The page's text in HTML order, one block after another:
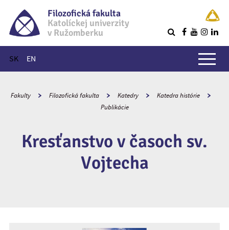
Filozofická fakulta
Katolíckej univerzity
v Ružomberku
SK EN
Hlavné menu
Fakulty Filozofická fakulta Katedry
Katedra histórie
Publikácie
Kresťanstvo v časoch sv.
Vojtecha